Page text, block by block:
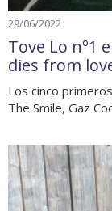
29/06/2022
Tove Lo nº1
dies from
Los cinco
The Smile, Gaz